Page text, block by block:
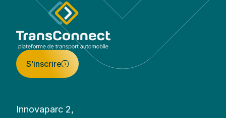
S’inscrire
Innovaparc 2,